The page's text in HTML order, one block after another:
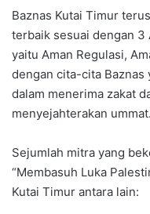
Baznas Kutai Timur
terbaik sesuai dengan
yaitu Aman Regulasi,
dengan cita-cita Baznas
dalam menerima zakat
menyejahterakan ummat.
Sejumlah mitra yang
“Membasuh Luka
Kutai Timur antara lain: